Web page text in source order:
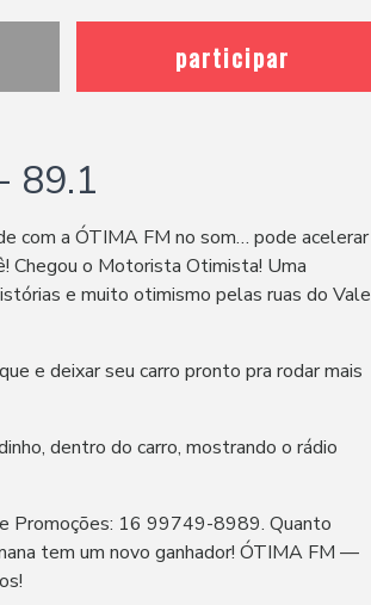
participar
89.1
com a ÓTIMA FM no som… pode acelerar
Chegou o Motorista Otimista! Uma
e muito otimismo pelas ruas do Vale
e deixar seu carro pronto pra rodar mais
dentro do carro, mostrando o rádio
Promoções: 16 99749-8989. Quanto
tem um novo ganhador! ÓTIMA FM —